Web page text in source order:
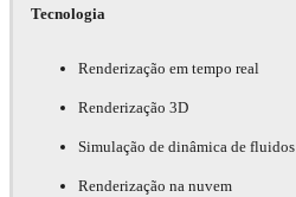
Tecnologia
Renderização em tempo real
Renderização 3D
Simulação de dinâmica de fluidos
Renderização na nuvem